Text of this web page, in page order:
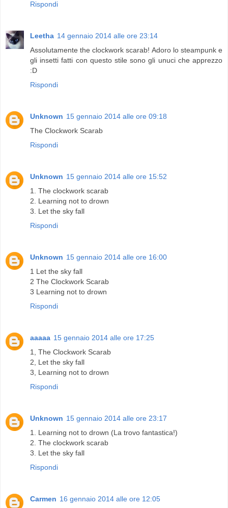
Rispondi
Leetha 14 gennaio 2014 alle ore 23:14
Assolutamente the clockwork scarab! Adoro lo steampunk e
gli insetti fatti con questo stile sono gli unuci che apprezzo
:D
Rispondi
Unknown 15 gennaio 2014 alle ore 09:18
The Clockwork Scarab
Rispondi
Unknown 15 gennaio 2014 alle ore 15:52
1. The clockwork scarab
2. Learning not to drown
3. Let the sky fall
Rispondi
Unknown 15 gennaio 2014 alle ore 16:00
1 Let the sky fall
2 The Clockwork Scarab
3 Learning not to drown
Rispondi
aaaaa 15 gennaio 2014 alle ore 17:25
1, The Clockwork Scarab
2, Let the sky fall
3, Learning not to drown
Rispondi
Unknown 15 gennaio 2014 alle ore 23:17
1. Learning not to drown (La trovo fantastica!)
2. The clockwork scarab
3. Let the sky fall
Rispondi
Carmen 16 gennaio 2014 alle ore 12:05